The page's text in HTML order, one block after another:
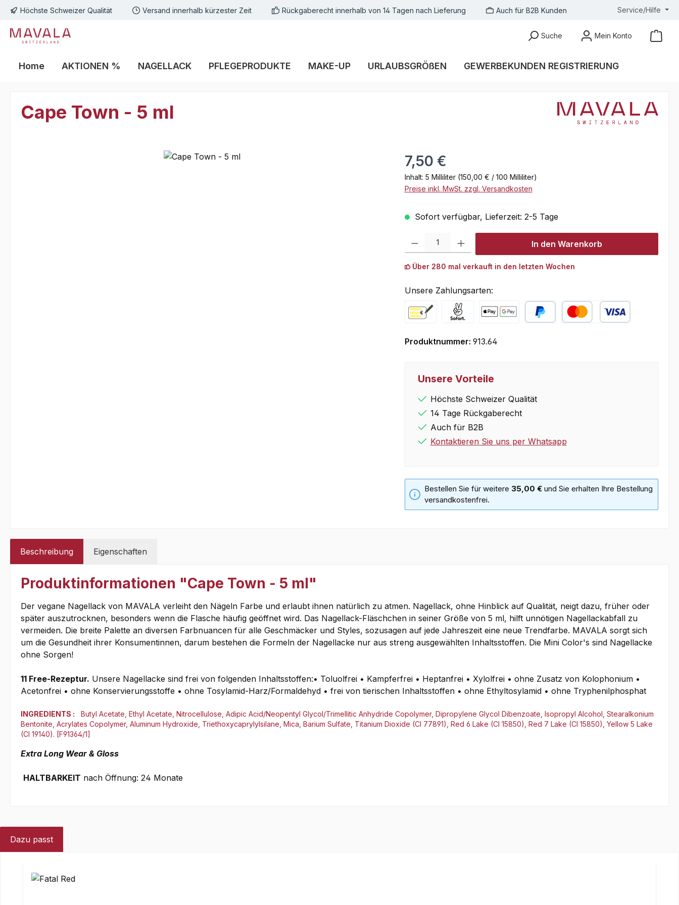
Hauptinhalt springen
Zur Suche springen
Zur Hauptnavigation springen
Höchste Schweizer Qualität Versand innerhalb kürzester Zeit Rückgaberecht innerhalb von 14 Tagen nach Lieferung Auch für B2B Kunden Service/Hilfe
Suche Mein Konto
Home AKTIONEN % NAGELLACK PFLEGEPRODUKTE MAKE-UP URLAUBSGRÖßEN GEWERBEKUNDEN REGISTRIERUNG
Cape Town - 5 ml
Regulärer Preis:
7,50 €
Inhalt: 5 Milliliter (150,00 € / 100 Milliliter)
Preise inkl. MwSt. zzgl. Versandkosten
Sofort verfügbar, Lieferzeit: 2-5 Tage
Produkt Anzahl: Gib den gewünschten Wert ein oder benutze die Schaltflächen
In den Warenkorb
Über 280 mal verkauft in den letzten Wochen
Unsere Zahlungsarten:
Produktnummer: 913.64
Unsere Vorteile
Höchste Schweizer Qualität
14 Tage Rückgaberecht
Auch für B2B
Kontaktieren Sie uns per Whatsapp
Bestellen Sie für weitere 35,00 €und Sie erhalten Ihre Bestellung
versandkostenfrei.
Beschreibung Eigenschaften
Produktinformationen "Cape Town - 5 ml"
Der vegane Nagellack von MAVALA verleiht den Nägeln Farbe und erlaubt ihnen natürlich zu atmen. Nagellack, ohne Hinblick auf Qualität, neigt dazu, früher oder
später auszutrocknen, besonders wenn die Flasche häufig geöffnet wird. Das Nagellack-Fläschchen in seiner Größe von 5 ml, hilft unnötigen Nagellackabfall zu
vermeiden. Die breite Palette an diversen Farbnuancen für alle Geschmäcker und Styles, sozusagen auf jede Jahreszeit eine neue Trendfarbe. MAVALA sorgt sich
um die Gesundheit ihrer Konsumentinnen, darum bestehen die Formeln der Nagellacke nur aus streng ausgewählten Inhaltsstoffen. Die Mini Color's sind Nagellacke
ohne Sorgen!
11 Free-Rezeptur. Unsere Nagellacke sind frei von folgenden Inhaltsstoffen:• Toluolfrei • Kampferfrei • Heptanfrei • Xylolfrei • ohne Zusatz von Kolophonium •
Acetonfrei • ohne Konservierungsstoffe • ohne Tosylamid-Harz/Formaldehyd • frei von tierischen Inhaltsstoffen • ohne Ethyltosylamid • ohne Tryphenilphosphat
INGREDIENTS :
Butyl Acetate, Ethyl Acetate, Nitrocellulose, Adipic Acid/Neopentyl Glycol/Trimellitic Anhydride Copolymer, Dipropylene Glycol Dibenzoate, Isopropyl Alcohol, Stearalkonium
Bentonite, Acrylates Copolymer, Aluminum Hydroxide, Triethoxycaprylylsilane, Mica, Barium Sulfate, Titanium Dioxide (CI 77891), Red 6 Lake (CI 15850), Red 7 Lake (CI 15850), Yellow 5 Lake
(CI 19140). [F91364/1]
Extra Long Wear & Gloss
HALTBARKEIT nach Öffnung: 24 Monate
Dazu passt